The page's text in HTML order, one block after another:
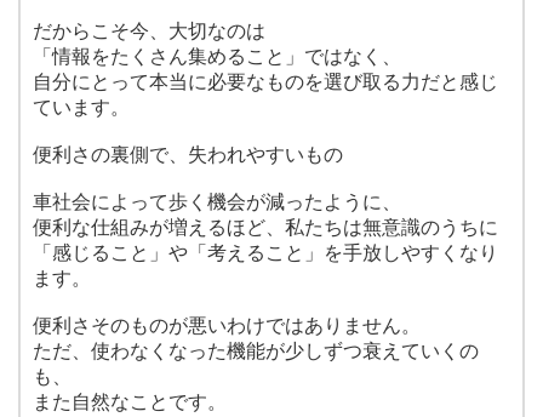
だからこそ今、大切なのは
「情報をたくさん集めること」ではなく、
自分にとって本当に必要なものを選び取る力だと感じ
ています。
便利さの裏側で、失われやすいもの
車社会によって歩く機会が減ったように、
便利な仕組みが増えるほど、私たちは無意識のうちに
「感じること」や「考えること」を手放しやすくなり
ます。
便利さそのものが悪いわけではありません。
ただ、使わなくなった機能が少しずつ衰えていくの
も、
また自然なことです。